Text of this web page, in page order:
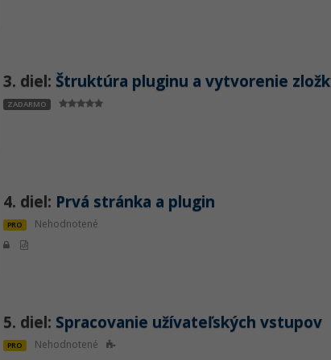
3. diel: Štruktúra pluginu a vytvorenie
ZADARMO
4. diel: Prvá stránka a plugin
PRO Nehodnotené
5. diel: Spracovanie užívateľských vstupov
PRO Nehodnotené